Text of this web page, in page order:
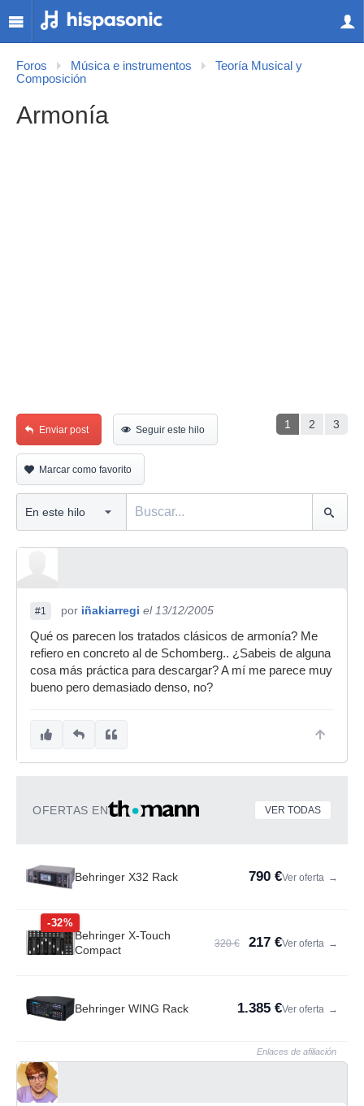
Foros Música e instrumentos
Teoría Musical y
Composición
Armonía
1 2 3
Enviar post Seguir este hilo
Marcar como favorito
#1 por iñakiarregi el 13/12/2005
Qué os parecen los tratados clásicos de armonía? Me
refiero en concreto al de Schomberg.. ¿Sabeis de alguna
cosa más práctica para descargar? A mí me parece muy
bueno pero demasiado denso, no?
OFERTAS EN VER TODAS
Behringer X32 Rack 790 €Ver oferta →
-32%
Behringer X-Touch
Compact
320 € 217 €Ver oferta →
Behringer WING Rack 1.385 €Ver oferta →
Enlaces de afiliación